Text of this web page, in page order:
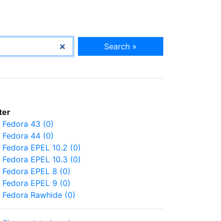
Search »
Fedora 43 (0)
Fedora 44 (0)
Fedora EPEL 10.2 (0)
Fedora EPEL 10.3 (0)
Fedora EPEL 8 (0)
Fedora EPEL 9 (0)
Fedora Rawhide (0)